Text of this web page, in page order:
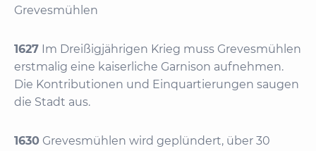
Grevesmühlen
1627 Im Dreißigjährigen Krieg muss Grevesmühlen
erstmalig eine kaiserliche Garnison aufnehmen.
Die Kontributionen und Einquartierungen saugen
die Stadt aus.
1630 Grevesmühlen wird geplündert, über 30